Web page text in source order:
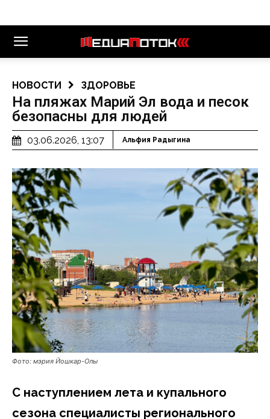
НОВОСТИ ЗДОРОВЬЕ
На пляжах Марий Эл вода и песок
безопасны для людей
03.06.2026, 13:07 Альфия Радыгина
Фото: мэрия Йошкар-Олы
С наступлением лета и купального
сезона специалисты регионального